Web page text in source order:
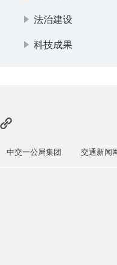
法治建设
科技成果
中交一公局集团 交通新闻网